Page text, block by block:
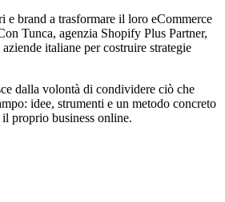
e brand a trasformare il loro eCommerce
Tunca, agenzia Shopify Plus Partner,
italiane per costruire strategie
dalla volontà di condividere ciò che
idee, strumenti e un metodo concreto
proprio business online.